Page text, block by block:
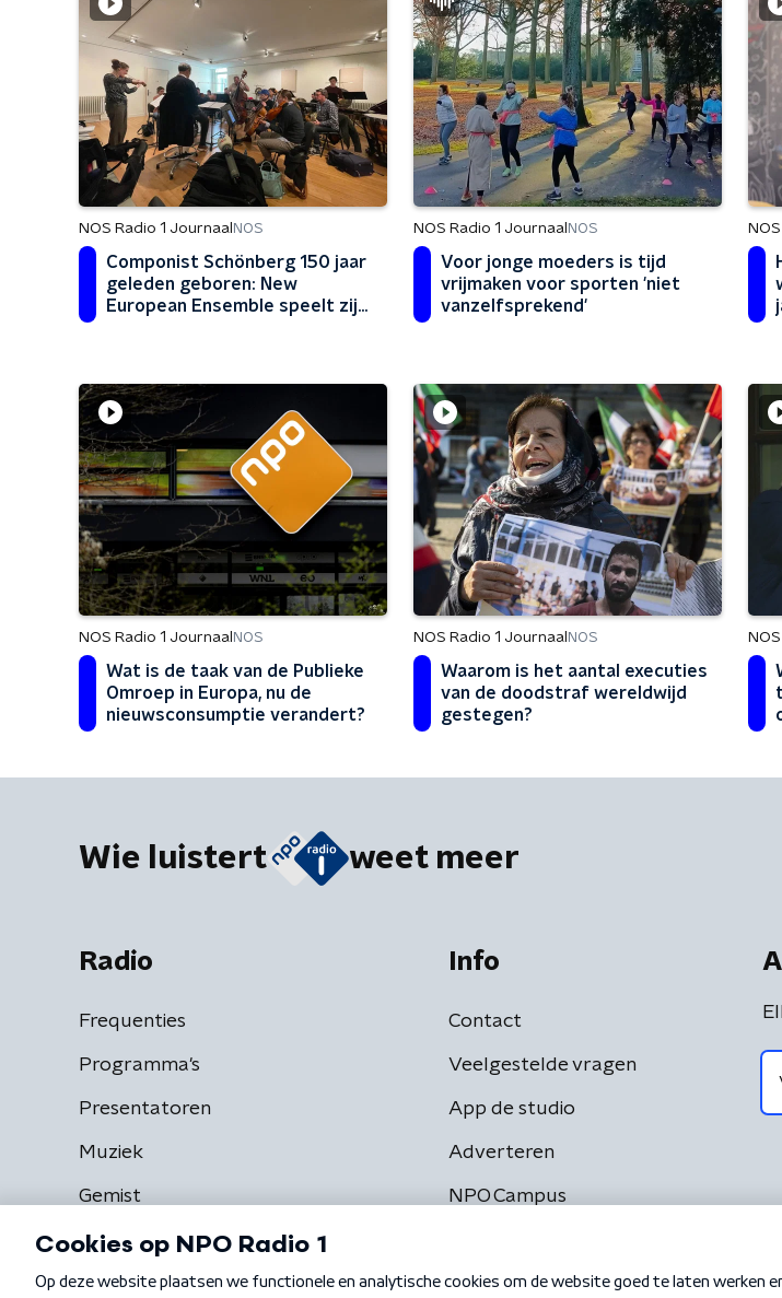
NOS Radio 1 Journaal NOS
Componist Schönberg 150 jaar
geleden geboren: New
European Ensemble speelt zijn
NOS Radio 1 Journaal NOS
Voor jonge moeders is tijd
vrijmaken voor sporten 'niet
vanzelfsprekend'
NOS Radio 1 Journaal NOS
Wat is de taak van de Publieke
Omroep in Europa, nu de
nieuwsconsumptie verandert?
NOS Radio 1 Journaal NOS
Waarom is het aantal executies
van de doodstraf wereldwijd
gestegen?
Wie luistert weet meer
Radio
Frequenties
Programma's
Presentatoren
Muziek
Gemist
Info
Contact
Veelgestelde vragen
App de studio
Adverteren
NPO Campus